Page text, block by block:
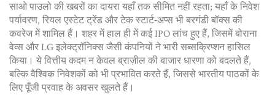
साओ पाउलो की खबरों का दायरा यहाँ तक सीमित नहीं रहता; यहाँ के निवेश
पर्यावरण, रियल एस्टेट ट्रेंड और टेक स्टार्ट‑अप्स भी बरगंडी बॉक्स की
कवरेज में शामिल हैं। शहर में हाल ही में कई IPO लांच हुए हैं, जिसमें बोराना
वेव्स और LG इलेक्ट्रॉनिक्स जैसी कंपनियों ने भारी सब्सक्रिप्शन हासिल
किया। ये वित्तीय कदम न केवल ब्राज़ील की बाजार धारणा को बदलते हैं,
बल्कि वैश्विक निवेशकों को भी प्रभावित करते हैं, जिससे भारतीय पाठकों के
लिए पूँजी प्रवाह के अवसर खुलते हैं।